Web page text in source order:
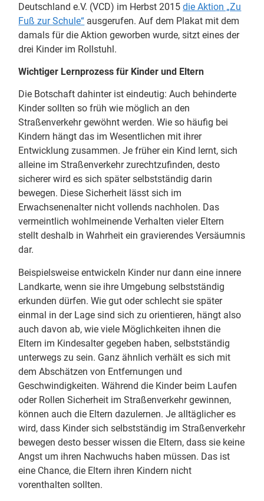
Deutschland e.V. (VCD) im Herbst 2015die Aktion „Zu
Fuß zur Schule“ ausgerufen. Auf dem Plakat mit dem
damals für die Aktion geworben wurde, sitzt eines der
drei Kinder im Rollstuhl.
Wichtiger Lernprozess für Kinder und Eltern
Die Botschaft dahinter ist eindeutig: Auch behinderte
Kinder sollten so früh wie möglich an den
Straßenverkehr gewöhnt werden. Wie so häufig bei
Kindern hängt das im Wesentlichen mit ihrer
Entwicklung zusammen. Je früher ein Kind lernt, sich
alleine im Straßenverkehr zurechtzufinden, desto
sicherer wird es sich später selbstständig darin
bewegen. Diese Sicherheit lässt sich im
Erwachsenenalter nicht vollends nachholen. Das
vermeintlich wohlmeinende Verhalten vieler Eltern
stellt deshalb in Wahrheit ein gravierendes Versäumnis
dar.
Beispielsweise entwickeln Kinder nur dann eine innere
Landkarte, wenn sie ihre Umgebung selbstständig
erkunden dürfen. Wie gut oder schlecht sie später
einmal in der Lage sind sich zu orientieren, hängt also
auch davon ab, wie viele Möglichkeiten ihnen die
Eltern im Kindesalter gegeben haben, selbstständig
unterwegs zu sein. Ganz ähnlich verhält es sich mit
dem Abschätzen von Entfernungen und
Geschwindigkeiten. Während die Kinder beim Laufen
oder Rollen Sicherheit im Straßenverkehr gewinnen,
können auch die Eltern dazulernen. Je alltäglicher es
wird, dass Kinder sich selbstständig im Straßenverkehr
bewegen desto besser wissen die Eltern, dass sie keine
Angst um ihren Nachwuchs haben müssen. Das ist
eine Chance, die Eltern ihren Kindern nicht
vorenthalten sollten.